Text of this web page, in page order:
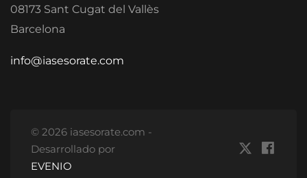
08173 Sant Cugat del Vallès
Barcelona
info@iasesorate.com
© 2026 iasesorate.com -
Desarrollado por
EVENIO